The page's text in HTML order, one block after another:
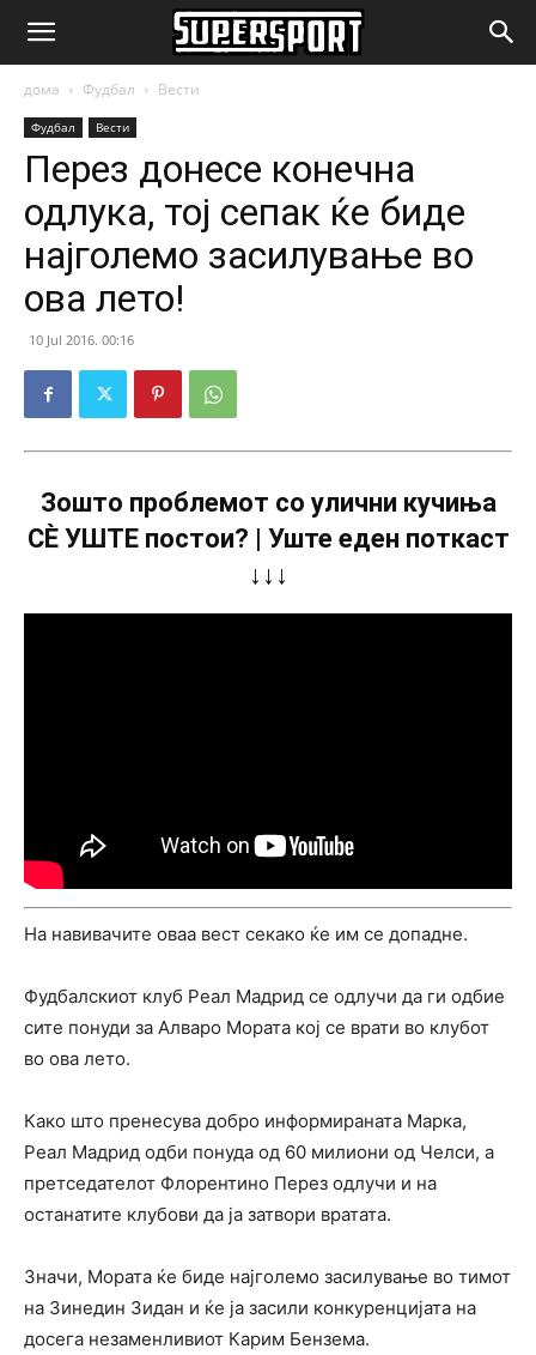
SuperSport.mk
дома Фудбал Вести
Фудбал Вести
Перез донесе конечна
одлука, тој сепак ќе биде
најголемо засилување во
ова лето!
10 Jul 2016. 00:16
Зошто проблемот со улични кучиња
СÈ УШТЕ постои? | Уште еден поткаст
↓↓↓
На навивачите оваа вест секако ќе им се допадне.
Фудбалскиот клуб Реал Мадрид се одлучи да ги одбие
сите понуди за Алваро Мората кој се врати во клубот
во ова лето.
Како што пренесува добро информираната Марка,
Реал Мадрид одби понуда од 60 милиони од Челси, а
претседателот Флорентино Перез одлучи и на
останатите клубови да ја затвори вратата.
Значи, Мората ќе биде најголемо засилување во тимот
на Зинедин Зидан и ќе ја засили конкуренцијата на
досега незаменливиот Карим Бензема.